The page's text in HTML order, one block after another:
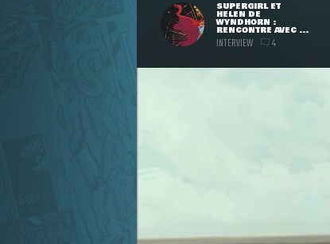
SUPERGIRL ET
HELEN DE
WYNDHORN :
RENCONTRE AVEC ...
INTERVIEW 4